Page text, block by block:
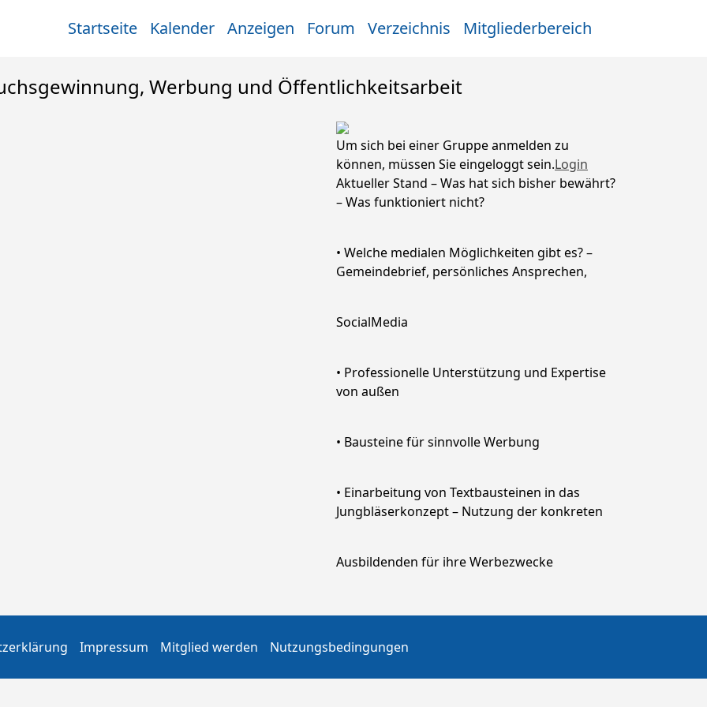
Startseite Kalender Anzeigen Forum Verzeichnis Mitgliederbereich
Werbung und Öffentlichkeitsarbeit
Um sich bei einer Gruppe anmelden zu
können, müssen Sie eingeloggt sein.Login
Aktueller Stand – Was hat sich bisher bewährt?
– Was funktioniert nicht?
• Welche medialen Möglichkeiten gibt es? –
Gemeindebrief, persönliches Ansprechen,
SocialMedia
• Professionelle Unterstützung und Expertise
von außen
• Bausteine für sinnvolle Werbung
• Einarbeitung von Textbausteinen in das
Jungbläserkonzept – Nutzung der konkreten
Ausbildenden für ihre Werbezwecke
Impressum Mitglied werden Nutzungsbedingungen